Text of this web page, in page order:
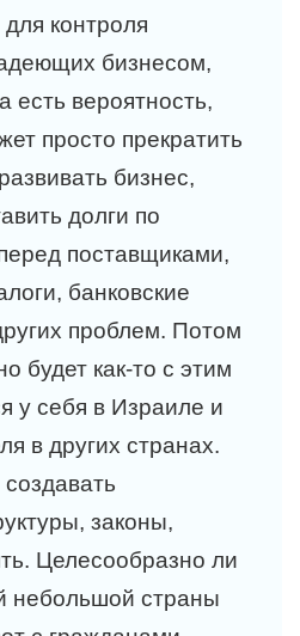
контроля
бизнесом,
есть вероятность,
просто прекратить
бизнес,
долги по
поставщиками,
банковские
проблем. Потом
будет как-то с этим
у себя в Израиле и
в других странах.
законы,
Целесообразно ли
небольшой страны